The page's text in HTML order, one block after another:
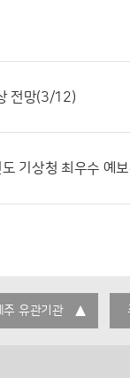
전망(3/12)
기상청 최우수 예보
주 유관기관